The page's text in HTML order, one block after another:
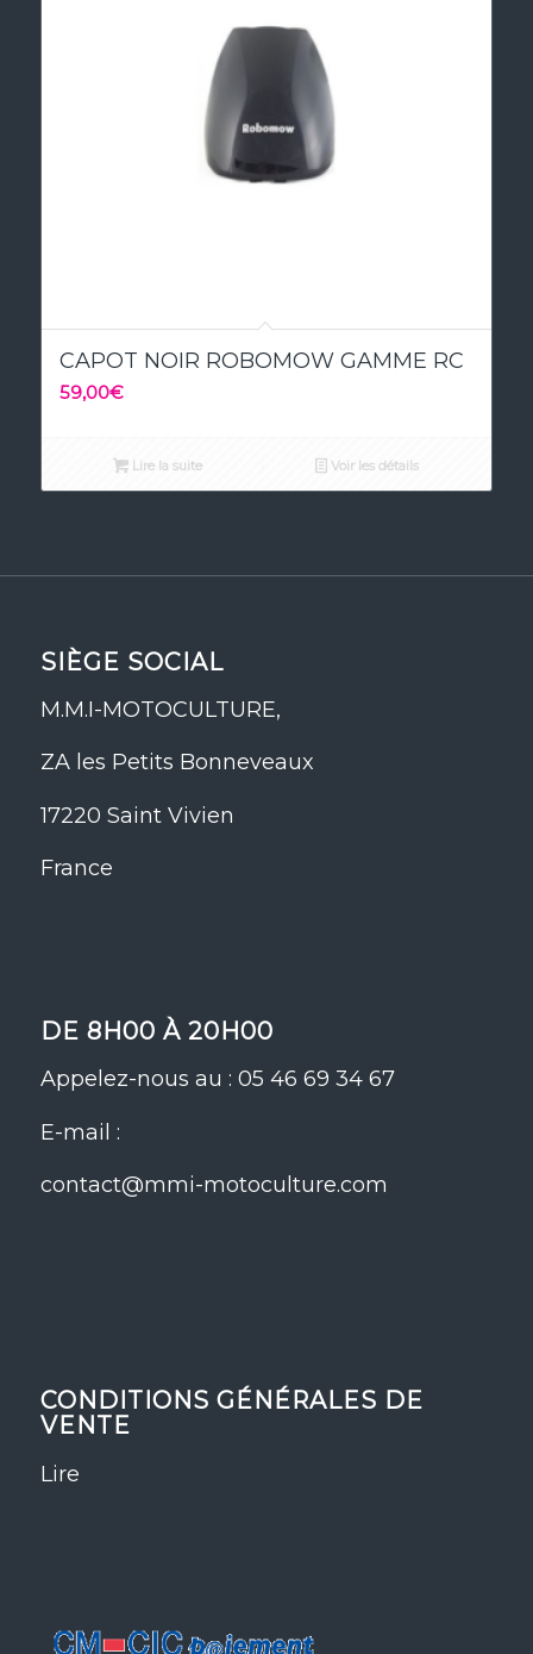
CAPOT NOIR ROBOMOW GAMME RC
59,00€
Lire la suite Voir les détails
SIÈGE SOCIAL
M.M.I-MOTOCULTURE,
ZA les Petits Bonneveaux
17220 Saint Vivien
France
DE 8H00 À 20H00
Appelez-nous au : 05 46 69 34 67
E-mail :
contact@mmi-motoculture.com
CONDITIONS GÉNÉRALES DE
VENTE
Lire